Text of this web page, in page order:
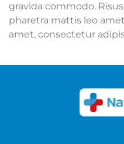
gravida commodo.
pharetra mattis leo
amet, consectetur
Congue felis aenean
commodo, imperdiet